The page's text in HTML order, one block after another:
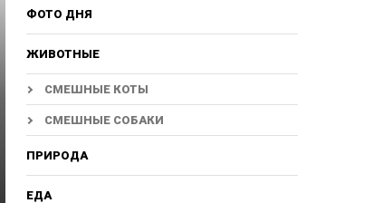
ФОТО ДНЯ
ЖИВОТНЫЕ
СМЕШНЫЕ КОТЫ
СМЕШНЫЕ СОБАКИ
ПРИРОДА
ЕДА